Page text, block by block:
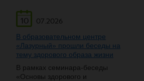
10
07.2026
В образовательном центре
«Лазурный» прошли беседы на
тему здорового образа жизни
В рамках семинара-беседы
«Основы здорового и